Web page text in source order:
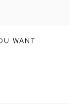
WANT